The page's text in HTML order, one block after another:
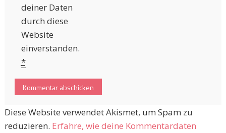
deiner Daten
durch diese
Website
einverstanden.
*
Diese Website verwendet Akismet, um Spam zu
reduzieren. Erfahre, wie deine Kommentardaten